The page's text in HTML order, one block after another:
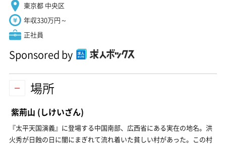
東京都 中央区
年収330万円～
正社員
Sponsored by
場所
紫荊山 (しけいざん)
『太平天国演義』に登場する中国南部、広西省にある実在の地名。洪
火秀が日蝕の日に闇にまぎれて流れ着いた貧しい村があった。この村